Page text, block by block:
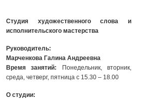
Студия художественного слова и
исполнительского мастерства
Руководитель:
Марченкова Галина Андреевна
Время занятий: Понедельник, вторник,
среда, четверг, пятница с 15.30 – 18.00
О студии: